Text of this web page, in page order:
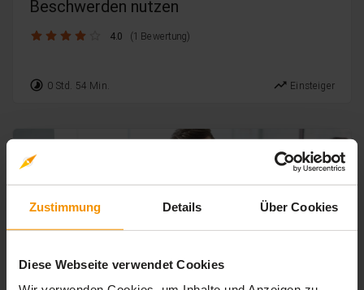
Zustimmung Details Über Cookies
Diese Webseite verwendet Cookies
Beschwerden nutzen
4.0 / 5 4.0 (1 Bewertung)
timelapse 0 Std. 54 Min. trending_up Einsteiger